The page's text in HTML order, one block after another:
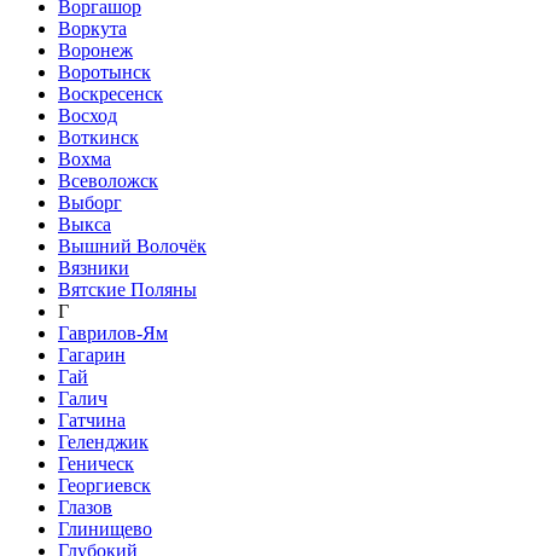
Воргашор
Воркута
Воронеж
Воротынск
Воскресенск
Восход
Воткинск
Вохма
Всеволожск
Выборг
Выкса
Вышний Волочёк
Вязники
Вятские Поляны
Г
Гаврилов-Ям
Гагарин
Гай
Галич
Гатчина
Геленджик
Геническ
Георгиевск
Глазов
Глинищево
Глубокий